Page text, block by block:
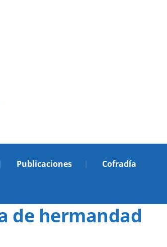
Publicaciones
Cofradía
de hermandad